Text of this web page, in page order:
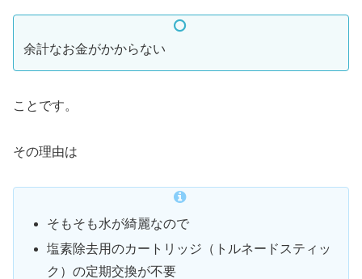
余計なお金がかからない
ことです。
その理由は
そもそも水が綺麗なので
塩素除去用のカートリッジ（トルネードスティッ
ク）の定期交換が不要